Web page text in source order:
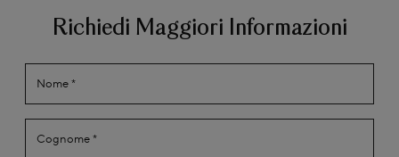
Richiedi Maggiori Informazioni